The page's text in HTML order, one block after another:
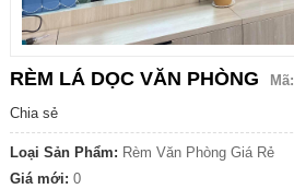
RÈM LÁ DỌC VĂN PHÒNG Mã:
Chia sẻ
Loại Sản Phẩm: Rèm Văn Phòng Giá Rẻ
Giá mới: 0